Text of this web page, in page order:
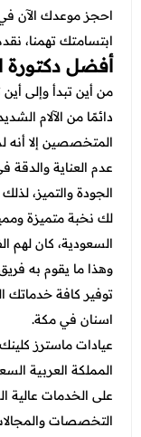
عروض الرجال
عروض قسم
عروض المختبر
عروض الاشعة
عروض الباطنة
عروض العظام
عروض الانف
عروض العلاج
احجز موعدك الآن في
ابتسامتك تهمنا،
أفضل دكتورة
من أين تبدأ وإلى
دائمًا من الآلام
المتخصصين إلا أنه
عدم العناية
الجودة والتميز،
لك نخبة متميزة
السعودية، كان لهم
وهذا ما يقوم به
توفير كافة خدماتك
اسنان في مكة.
عيادات ماسترز
المملكة العربية
على الخدمات عالية
التخصصات